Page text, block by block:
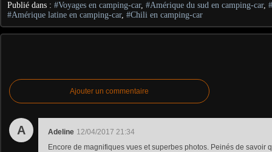
Publié dans : #Voyages en camping-car, #Amérique du sud en camping-car,
#Amérique latine en camping-car, #Chili en camping-car
Ajouter un commentaire
A Adeline 12/04/2017 21:34
Encore de magnifiques vues et superbes photos. Peinés de savoir